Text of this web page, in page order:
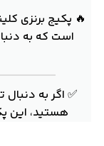
🔥 پکیج برنزی
است که به
✅ اگر به
هستید، این